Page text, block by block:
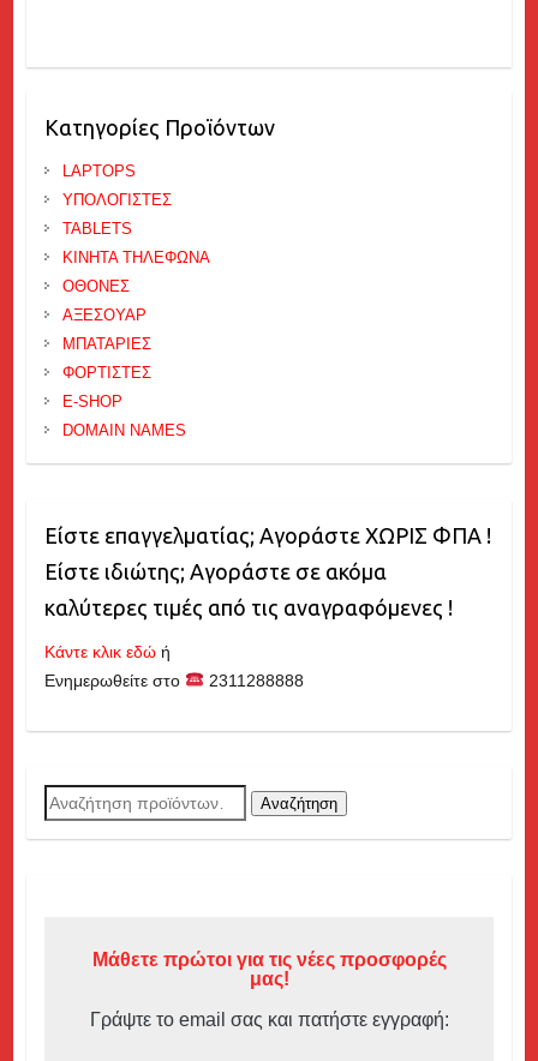
Κατηγορίες Προϊόντων
LAPTOPS
ΥΠΟΛΟΓΙΣΤΕΣ
TABLETS
ΚΙΝΗΤΑ ΤΗΛΕΦΩΝΑ
ΟΘΟΝΕΣ
ΑΞΕΣΟΥΑΡ
ΜΠΑΤΑΡΙΕΣ
ΦΟΡΤΙΣΤΕΣ
E-SHOP
DOMAIN NAMES
Είστε επαγγελματίας; Αγοράστε ΧΩΡΙΣ ΦΠΑ !
Είστε ιδιώτης; Αγοράστε σε ακόμα
καλύτερες τιμές από τις αναγραφόμενες !
Κάντε κλικ εδώή
Ενημερωθείτε στο
2311288888
Αναζήτηση
για:
Αναζήτηση
Μάθετε πρώτοι για τις νέες προσφορές
μας!
Γράψτε το email σας και πατήστε εγγραφή: